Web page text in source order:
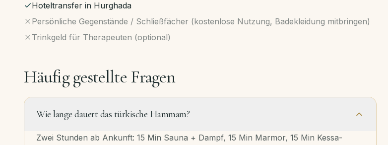
Hoteltransfer in Hurghada
Persönliche Gegenstände / Schließfächer (kostenlose Nutzung, Badekleidung mitbringen)
Trinkgeld für Therapeuten (optional)
Häufig gestellte Fragen
Wie lange dauert das türkische Hammam?
Zwei Stunden ab Ankunft: 15 Min Sauna + Dampf, 15 Min Marmor, 15 Min Kessa-